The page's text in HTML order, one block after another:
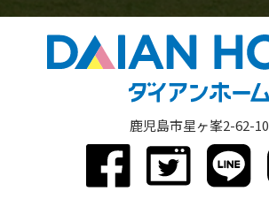
鹿児島市星ヶ峯2-62-10